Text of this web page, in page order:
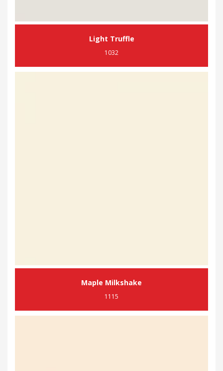
Light Truffle
1032
Maple Milkshake
1115